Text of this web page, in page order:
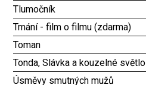
Tlumočník
Tmání - film o filmu (zdarma)
Toman
Tonda, Slávka a kouzelné světlo
Úsměvy smutných mužů